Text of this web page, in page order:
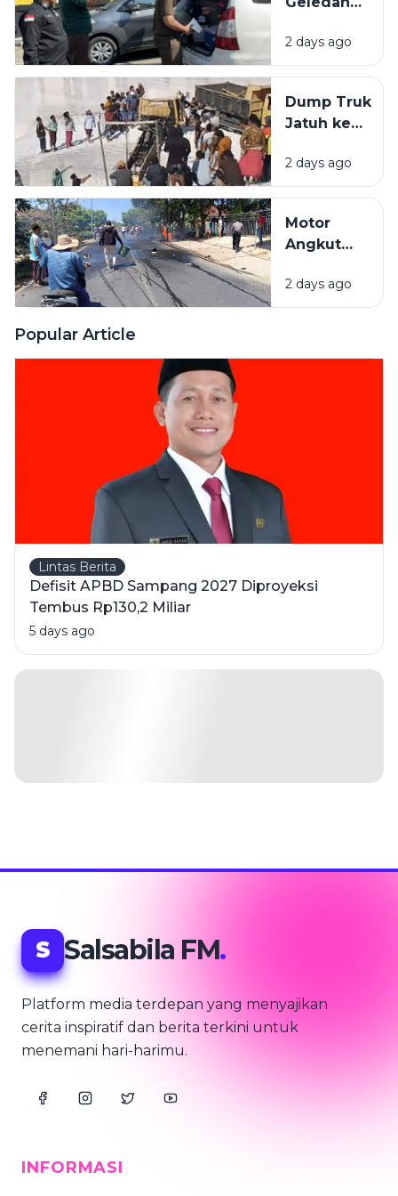
dan
PUPR
Pamekasan,
Terkait
Proyek
Miliar.
2 days ago
Dump Truk
Jatuh ke
Galian C di
Pamekasan,
Selamat
2 days ago
Motor
Angkut
BBM
Terbakar
2 days ago
Popular Article
Lintas Berita
Defisit APBD Sampang 2027 Diproyeksi
Tembus Rp130,2 Miliar
5 days ago
S Salsabila FM.
Platform media terdepan yang menyajikan
cerita inspiratif dan berita terkini untuk
menemani hari-harimu.
INFORMASI